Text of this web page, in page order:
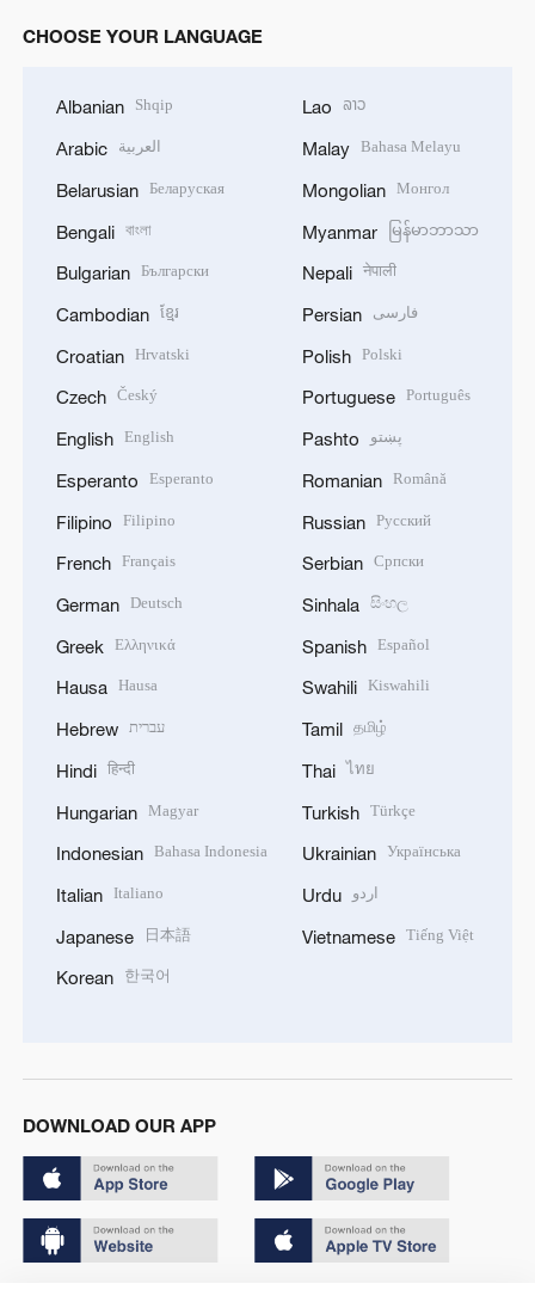
CHOOSE YOUR LANGUAGE
Albanian Shqip
Arabic العربية
Belarusian Беларуская
Bengali বাংলা
Bulgarian Български
Cambodian ខ្មែរ
Croatian Hrvatski
Czech Český
English English
Esperanto Esperanto
Filipino Filipino
French Français
German Deutsch
Greek Ελληνικά
Hausa Hausa
Hebrew עברית
Hindi हिन्दी
Hungarian Magyar
Indonesian Bahasa Indonesia
Italian Italiano
Japanese 日本語
Korean 한국어
Lao ລາວ
Malay Bahasa Melayu
Mongolian Монгол
Myanmar မြန်မာဘာသာ
Nepali नेपाली
Persian فارسی
Polish Polski
Portuguese Português
Pashto پښتو
Romanian Română
Russian Русский
Serbian Српски
Sinhala සිංහල
Spanish Español
Swahili Kiswahili
Tamil தமிழ்
Thai ไทย
Turkish Türkçe
Ukrainian Українська
Urdu اردو
Vietnamese Tiếng Việt
DOWNLOAD OUR APP